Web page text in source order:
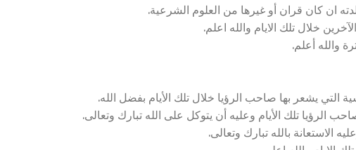
ان كان قران أو غيرها من العلوم الشرعية.
خلال تلك الايام والله اعلم.
والله أعلم.
التي يشعر بها صاحب الرؤيا خلال تلك الأيام بفضل الله.
تلك الأيام وعليه أن يتوكل على الله تبارك وتعالى.
الاستعانة بالله تبارك وتعالى.